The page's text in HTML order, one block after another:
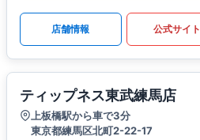
店舗情報 公式サイト
ティップネス東武練馬店
上板橋駅から車で3分
東京都練馬区北町2-22-17